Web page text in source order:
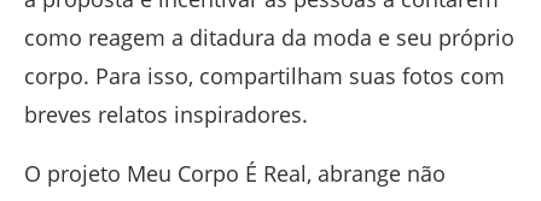
como reagem a ditadura da moda e seu próprio
corpo. Para isso, compartilham suas fotos com
breves relatos inspiradores.
O projeto Meu Corpo É Real, abrange não